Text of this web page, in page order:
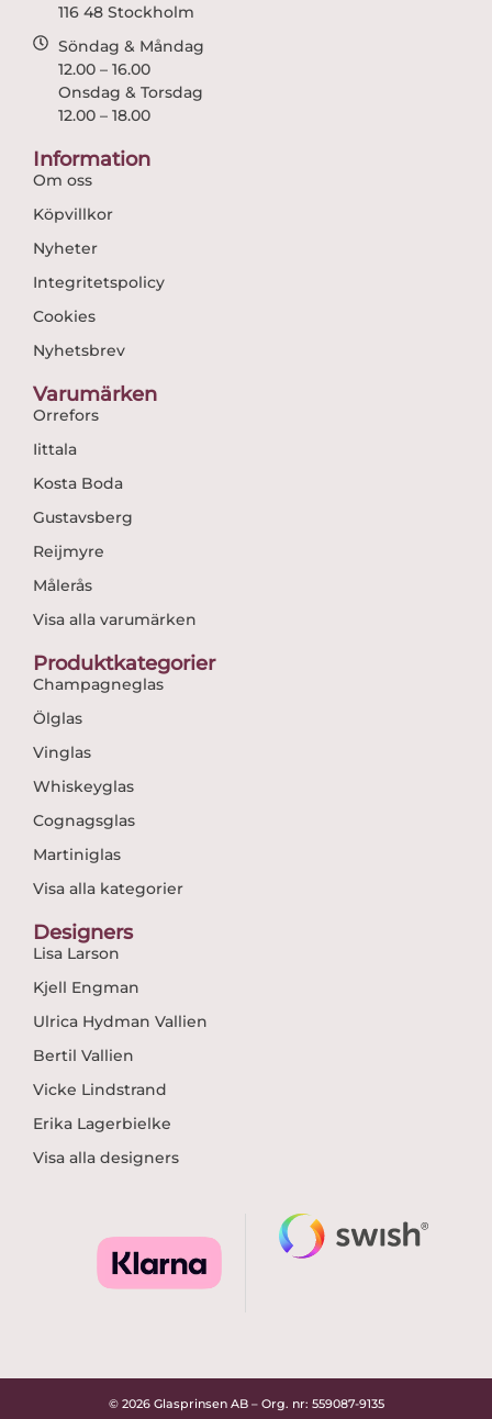
116 48 Stockholm
Söndag & Måndag
12.00 – 16.00
Onsdag & Torsdag
12.00 – 18.00
Information
Om oss
Köpvillkor
Nyheter
Integritetspolicy
Cookies
Nyhetsbrev
Varumärken
Orrefors
Iittala
Kosta Boda
Gustavsberg
Reijmyre
Målerås
Visa alla varumärken
Produktkategorier
Champagneglas
Ölglas
Vinglas
Whiskeyglas
Cognagsglas
Martiniglas
Visa alla kategorier
Designers
Lisa Larson
Kjell Engman
Ulrica Hydman Vallien
Bertil Vallien
Vicke Lindstrand
Erika Lagerbielke
Visa alla designers
© 2026 Glasprinsen AB – Org. nr: 559087-9135